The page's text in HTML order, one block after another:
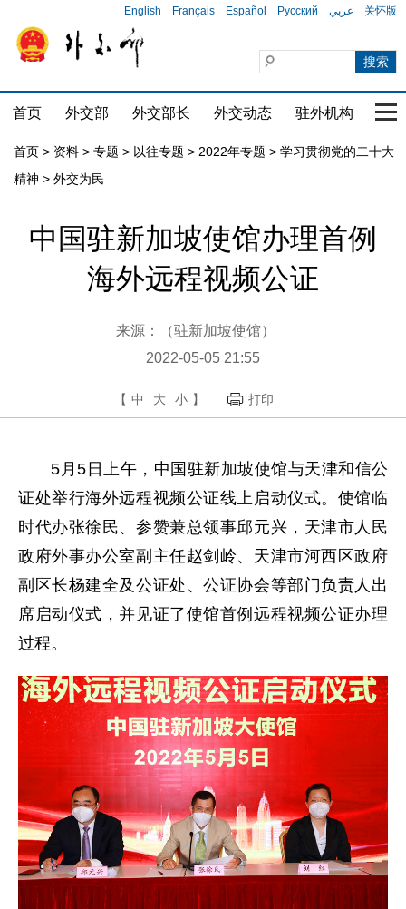
English Français Español Русский عربي 关怀版
首页 外交部 外交部长 外交动态 驻外机构 国
首页 > 资料 > 专题 > 以往专题 > 2022年专题 > 学习贯彻党的二十大
精神 > 外交为民
中国驻新加坡使馆办理首例
海外远程视频公证
来源：（驻新加坡使馆）
2022-05-05 21:55
【 中 大 小 】 打印
5月5日上午，中国驻新加坡使馆与天津和信公
证处举行海外远程视频公证线上启动仪式。使馆临
时代办张徐民、参赞兼总领事邱元兴，天津市人民
政府外事办公室副主任赵剑岭、天津市河西区政府
副区长杨建全及公证处、公证协会等部门负责人出
席启动仪式，并见证了使馆首例远程视频公证办理
过程。